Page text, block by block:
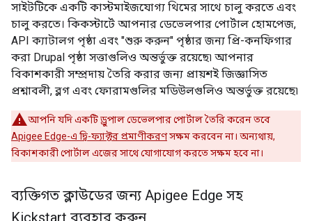
সাইটটিকে একটি কাস্টমাইজযোগ্য থিমের সাথে চালু করতে এবং
চালু করতে। কিকস্টার্টে আপনার ডেভেলপার পোর্টাল হোমপেজ,
API ক্যাটালগ পৃষ্ঠা এবং "শুরু করুন" পৃষ্ঠার জন্য প্রি-কনফিগার
করা Drupal পৃষ্ঠা সত্তাগুলিও অন্তর্ভুক্ত রয়েছে৷ আপনার
বিকাশকারী সম্প্রদায় তৈরি করার জন্য প্রায়শই জিজ্ঞাসিত
প্রশ্নাবলী, ব্লগ এবং ফোরামগুলির মডিউলগুলিও অন্তর্ভুক্ত রয়েছে৷
আপনি যদি একটি ড্রুপাল ডেভেলপার পোর্টাল তৈরি করেন তবে
Apigee Edge-এ দ্বি-ফ্যাক্টর প্রমাণীকরণসক্ষম করবেন না। অন্যথায়,
বিকাশকারী পোর্টাল এজের সাথে যোগাযোগ করতে সক্ষম হবে না।
ব্যক্তিগত ক্লাউডের জন্য Apigee Edge সহ
Kickstart ব্যবহার করুন